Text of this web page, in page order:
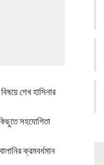
শেখ হাসিনার
সহযোগিতা
ক্রমবর্ধমান